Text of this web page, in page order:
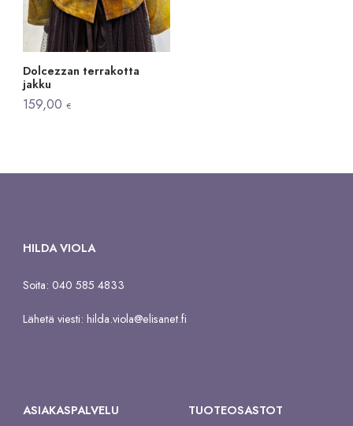
Dolcezzan terrakotta
jakku
159,00€
HILDA VIOLA
Soita: 040 585 4833
Lähetä viesti:hilda.viola@elisanet.fi
ASIAKASPALVELU TUOTEOSASTOT